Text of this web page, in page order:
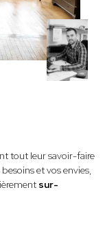
tout leur savoir-faire
et vos envies,
sur-